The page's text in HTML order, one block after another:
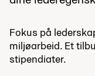
Fokus på
miljøarbeid. Et
stipendiater.